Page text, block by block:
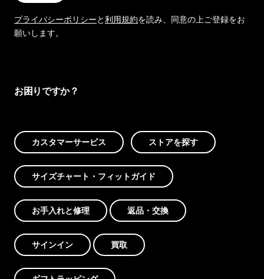
プライバシーポリシーと利用規約を読み、同意の上ご登録をお
願いします。
お困りですか？
カスタマーサービス ストアを探す
サイズチャート・フィットガイド
お手入れと修理 返品・交換
サインイン 買取